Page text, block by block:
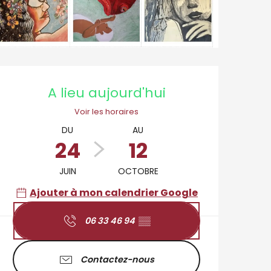
et
A lieu aujourd'hui
Voir les horaires
DU
24
JUIN
AU
12
OCTOBRE
Ajouter à mon calendrier Google
06 33 46 94 ▒▒
Contactez-nous